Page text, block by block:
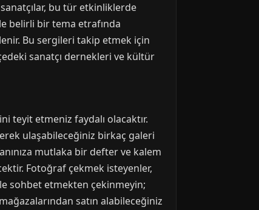
bu tür etkinliklerde
belirli bir tema etrafında
Bu sergileri takip etmek için
sanatçı dernekleri ve kültür
teyit etmeniz faydalı olacaktır.
ulaşabileceğiniz birkaç galeri
mutlaka bir defter ve kalem
Fotoğraf çekmek isteyenler,
sohbet etmekten çekinmeyin;
satın alabileceğiniz